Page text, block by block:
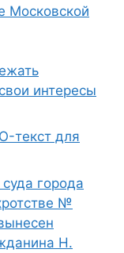
Московской
интересы
текст для
города
№
Н.